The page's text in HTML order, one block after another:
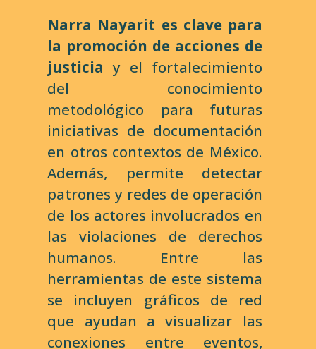
Narra Nayarit es clave para
la promoción de acciones de
justicia y el fortalecimiento
del conocimiento
metodológico para futuras
iniciativas de documentación
en otros contextos de México.
Además, permite detectar
patrones y redes de operación
de los actores involucrados en
las violaciones de derechos
humanos. Entre las
herramientas de este sistema
se incluyen gráficos de red
que ayudan a visualizar las
conexiones entre eventos,